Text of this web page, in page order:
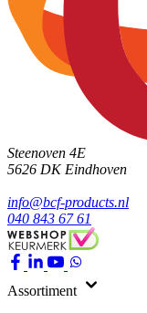
Steenoven 4E
5626 DK Eindhoven
info@bcf-products.nl
040 843 67 61
Assortiment